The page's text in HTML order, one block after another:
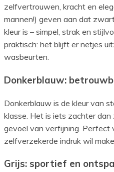
zelfvertrouwen, kracht en
mannen!) geven aan dat
kleur is – simpel, strak en
praktisch: het blijft er netjes
wasbeurten.
Donkerblauw:
Donkerblauw is de kleur van
klasse. Het is iets zachter
gevoel van verfijning. Perfect
zelfverzekerde indruk wil
Grijs: sportief en